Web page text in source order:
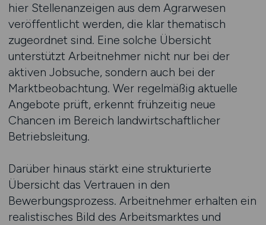
hier Stellenanzeigen aus dem Agrarwesen
veröffentlicht werden, die klar thematisch
zugeordnet sind. Eine solche Übersicht
unterstützt Arbeitnehmer nicht nur bei der
aktiven Jobsuche, sondern auch bei der
Marktbeobachtung. Wer regelmäßig aktuelle
Angebote prüft, erkennt frühzeitig neue
Chancen im Bereich landwirtschaftlicher
Betriebsleitung.
Darüber hinaus stärkt eine strukturierte
Übersicht das Vertrauen in den
Bewerbungsprozess. Arbeitnehmer erhalten ein
realistisches Bild des Arbeitsmarktes und